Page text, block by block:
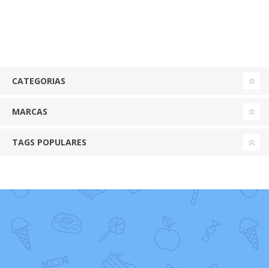
CATEGORIAS
MARCAS
TAGS POPULARES